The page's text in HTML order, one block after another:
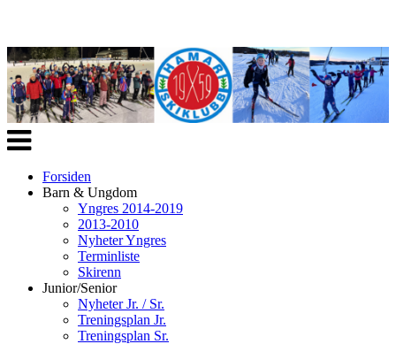
Veksle
navigasjon
Forsiden
Barn & Ungdom
Yngres 2014-2019
2013-2010
Nyheter Yngres
Terminliste
Skirenn
Junior/Senior
Nyheter Jr. / Sr.
Treningsplan Jr.
Treningsplan Sr.